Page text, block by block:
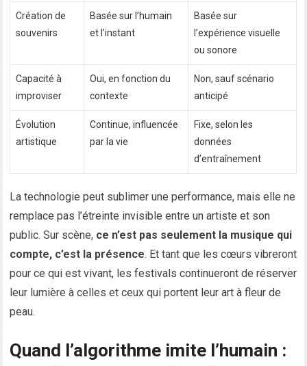
Création de
souvenirs
Basée sur l’humain
et l’instant
Basée sur
l’expérience visuelle
ou sonore
Capacité à
improviser
Oui, en fonction du
contexte
Non, sauf scénario
anticipé
Évolution
artistique
Continue, influencée
par la vie
Fixe, selon les
données
d’entraînement
La technologie peut sublimer une performance, mais elle ne
remplace pas l’étreinte invisible entre un artiste et son
public. Sur scène, ce n’est pas seulement la musique qui
compte, c’est la présence. Et tant que les cœurs vibreront
pour ce qui est vivant, les festivals continueront de réserver
leur lumière à celles et ceux qui portent leur art à fleur de
peau.
Quand l’algorithme imite l’humain :